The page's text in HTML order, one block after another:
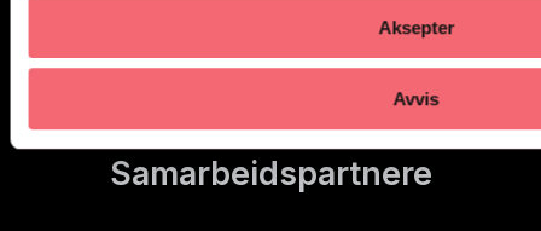
Aksepter
Avvis
Samarbeidspartnere